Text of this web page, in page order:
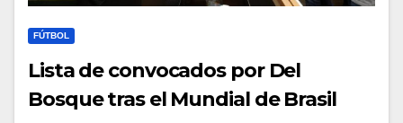
FÚTBOL
Lista de convocados por Del
Bosque tras el Mundial de Brasil